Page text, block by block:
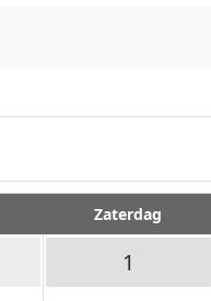
Zaterdag
1